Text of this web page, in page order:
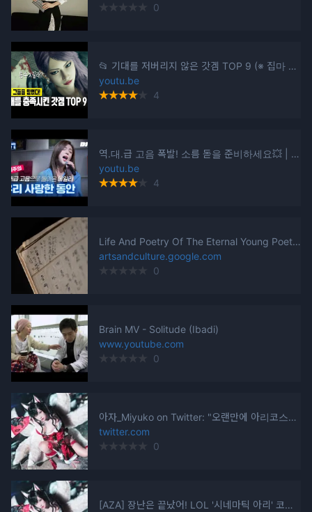
0
📂 기대를 저버리지 않은 갓겜 TOP 9 (※ 집마 추천 게임)
youtu.be
4
역.대.급 고음 폭발! 소름 돋을 준비하세요💥 | 에일리(Ailee) - 우리 사랑한 동안(When We Were In Love) | [Fan-made LIVE]
youtu.be
4
Life And Poetry Of The Eternal Young Poet, Yoon Dongju - Google Arts & Culture
artsandculture.google.com
0
Brain MV - Solitude (Ibadi)
www.youtube.com
0
아자_Miyuko on Twitter: "오랜만에 아리코스를 했어요!!!!!♡♡♡♡ 더많은 사진은~☆ 에이크라운 네이버 포스트에서!!!♡♡♡ https://t.co/ho5QcgOuQo https://t.co/g43BKoYG5J" / Twitter
twitter.com
0
[AZA] 장난은 끝났어! LOL '시네마틱 아리' 코스프레